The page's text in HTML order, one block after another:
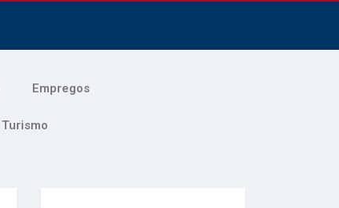
Empregos
Turismo